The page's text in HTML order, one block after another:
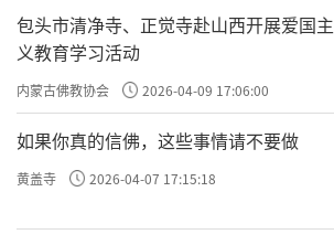
包头市清净寺、正觉寺赴山西开展爱国主
义教育学习活动
内蒙古佛教协会 2026-04-09 17:06:00
如果你真的信佛，这些事情请不要做
黄盖寺 2026-04-07 17:15:18